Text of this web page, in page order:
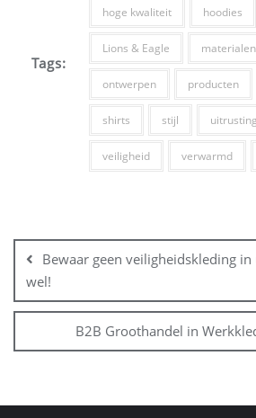
Tags:
hoge kwaliteit hoodies
Lions & Eagle materialen
ontwerpen producten
shirts stijl uitrusting
veiligheid verwarmd
Bewaar geen veiligheidskleding
wel!
B2B Groothandel in